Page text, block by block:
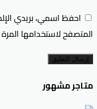
احفظ اسمي، بريدي
المتصفح لاستخدامها
إرسال التعليق
متاجر مشهور